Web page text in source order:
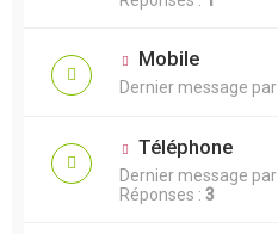
Mobile
Dernier message par
Téléphone
Dernier message par
Réponses : 3